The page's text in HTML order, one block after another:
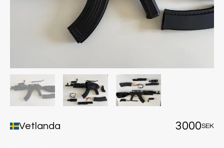
Vetlanda 3000SEK